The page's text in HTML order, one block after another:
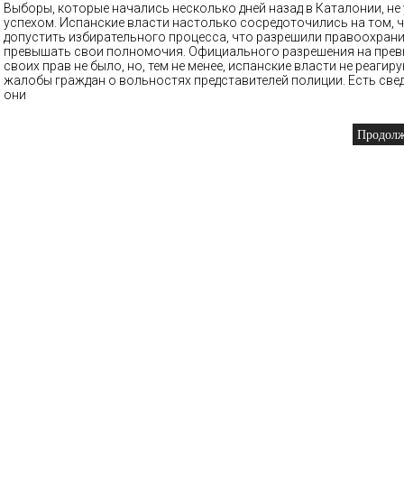
Выборы, которые начались несколько дней назад в Каталонии, не
успехом. Испанские власти настолько сосредоточились на том,
допустить избирательного процесса, что разрешили
превышать свои полномочия. Официального разрешения на
своих прав не было, но, тем не менее, испанские власти не
жалобы граждан о вольностях представителей полиции. Есть
они